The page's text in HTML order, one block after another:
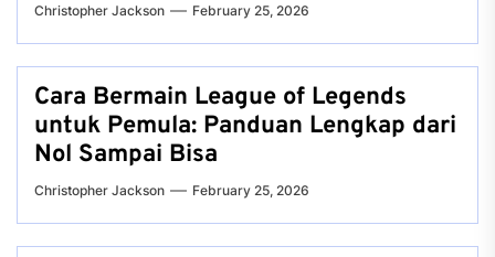
Christopher Jackson February 25, 2026
Cara Bermain League of Legends
untuk Pemula: Panduan Lengkap dari
Nol Sampai Bisa
Christopher Jackson February 25, 2026